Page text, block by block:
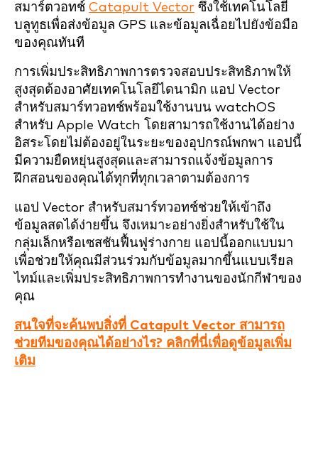
สมาร์ตวอทช์ Catapult Vector ซึ่งใช้เทคโนโลยี
บลูทูธเพื่อส่งข้อมูล GPS และข้อมูลเฉื่อยไปยังข้อมือ
ของคุณทันที
การเพิ่มประสิทธิภาพการตรวจสอบประสิทธิภาพให้
สูงสุดต้องอาศัยเทคโนโลยีไดนามิก แอป Vector
สำหรับสมาร์ทวอทช์พร้อมใช้งานบน watchOS
สำหรับ Apple Watch โดยสามารถใช้งานได้อย่าง
อิสระโดยไม่ต้องอยู่ในระยะของอุปกรณ์พกพา แอปนี้
มีความยืดหยุ่นสูงสุดและสามารถแจ้งข้อมูลการ
ฝึกสอนของคุณได้ทุกที่ทุกเวลาตามต้องการ
แอป Vector สำหรับสมาร์ทวอทช์ช่วยให้เข้าถึง
ข้อมูลสดได้ง่ายขึ้น จึงเหมาะอย่างยิ่งสำหรับใช้ใน
กลุ่มเล็กหรือเซสชันฟื้นฟูร่างกาย แอปนี้ออกแบบมา
เพื่อช่วยให้คุณมีส่วนร่วมกับข้อมูลมากขึ้นแบบเรียล
ไทม์และเพิ่มประสิทธิภาพการทำงานของนักกีฬาของ
คุณ
สนใจที่จะค้นพบสิ่งที่ Catapult Vector สามารถ
ช่วยทีมของคุณได้อย่างไร? คลิกที่นี่เพื่อดูข้อมูลเพิ่ม
เติม